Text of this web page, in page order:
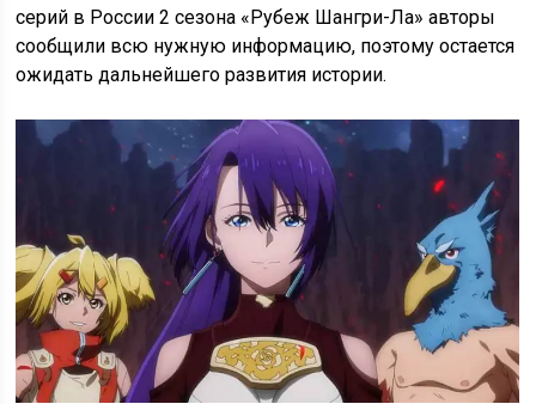
серий в России 2 сезона «Рубеж Шангри-Ла» авторы
сообщили всю нужную информацию, поэтому остается
ожидать дальнейшего развития истории.